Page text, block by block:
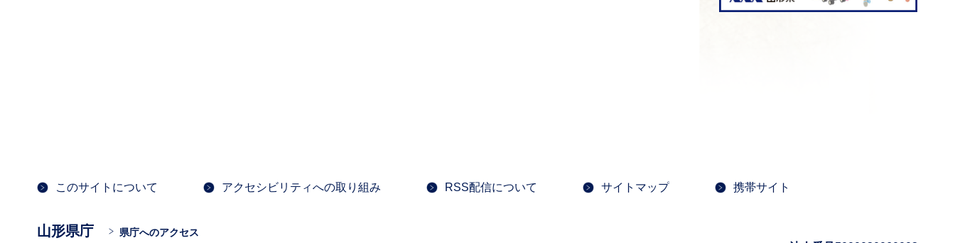
このサイトについて アクセシビリティへの取り組み RSS配信について サイトマップ 携帯サイト
山形県庁 県庁へのアクセス